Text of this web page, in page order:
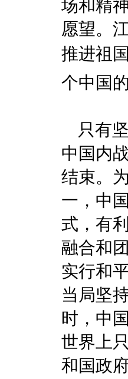
场和精
愿望。
推进祖
个中国
只有坚
中国内
结束。
一，中
式，有
融合和
实行和
当局坚
时，中
世界上
和国政